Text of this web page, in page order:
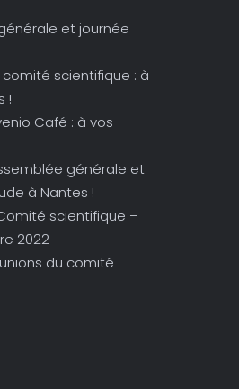
et journée
comité scientifique : à
!
Café : à vos
générale et
à Nantes !
scientifique –
2022
du comité